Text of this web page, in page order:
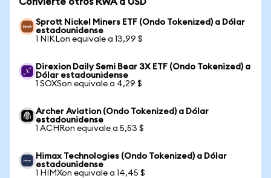
Sprott Nickel Miners ETF (Ondo Tokenized) a Dólar
estadounidense
1 NIKLon equivale a 13,99 $
Direxion Daily Semi Bear 3X ETF (Ondo Tokenized) a
Dólar estadounidense
1 SOXSon equivale a 4,29 $
Archer Aviation (Ondo Tokenized) a Dólar
estadounidense
1 ACHRon equivale a 5,53 $
Himax Technologies (Ondo Tokenized) a Dólar
estadounidense
1 HIMXon equivale a 14,45 $